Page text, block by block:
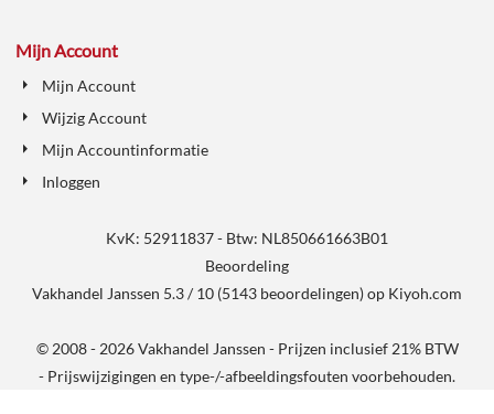
Mijn Account
Mijn Account
Wijzig Account
Mijn Accountinformatie
Inloggen
KvK: 52911837 - Btw: NL850661663B01
Beoordeling
Vakhandel Janssen 5.3/10 (5143 beoordelingen) op Kiyoh.com
© 2008 - 2026 Vakhandel Janssen - Prijzen inclusief 21% BTW
- Prijswijzigingen en type-/-afbeeldingsfouten voorbehouden.